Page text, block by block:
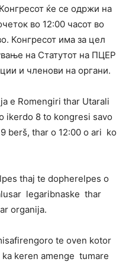
ќе се одржи на
во 12:00 часот во
Конгресот има за цел
на Статутот на ПЦЕР
и членови на органи.
e Romengiri thar Utarali
ikerdo 8 to kongresi savo
berš, thar o 12:00 o ari ko
thaj te dopherelpes o
legaribnaske thar
organija.
te oven kotor
keren amenge tumare